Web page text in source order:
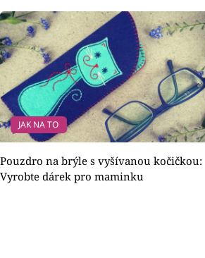
JAK NA TO
Pouzdro na brýle s vyšívanou kočičkou:
Vyrobte dárek pro maminku